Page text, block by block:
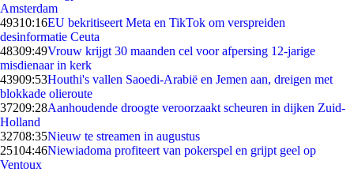
Amsterdam
49310:16EU bekritiseert Meta en TikTok om verspreiden
desinformatie Ceuta
48309:49Vrouw krijgt 30 maanden cel voor afpersing 12-jarige
misdienaar in kerk
43909:53Houthi's vallen Saoedi-Arabië en Jemen aan, dreigen met
blokkade olieroute
37209:28Aanhoudende droogte veroorzaakt scheuren in dijken Zuid-
Holland
32708:35Nieuw te streamen in augustus
25104:46Niewiadoma profiteert van pokerspel en grijpt geel op
Ventoux